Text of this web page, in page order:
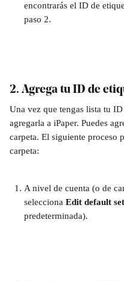
encontrarás el ID de
paso 2.
2. Agrega tu ID de
Una vez que tengas lista tu
agregarla a iPaper. Puedes
carpeta. El siguiente proceso
carpeta:
A nivel de cuenta (o de
selecciona Edit default
predeterminada).